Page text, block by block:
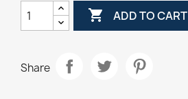
 ADD TO CART
Share